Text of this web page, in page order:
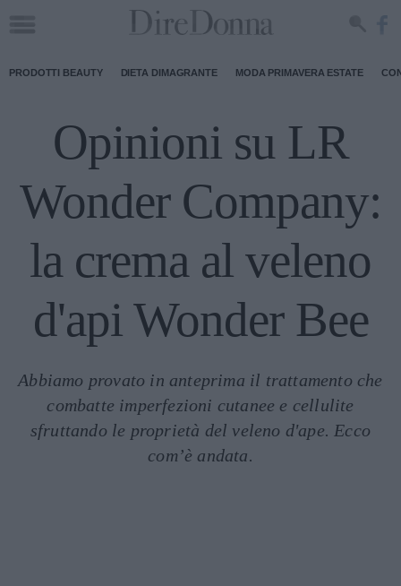
PRODOTTI BEAUTY DIETA DIMAGRANTE MODA PRIMAVERA ESTATE
Opinioni su LR
Wonder Company:
la crema al veleno
d'api Wonder Bee
Abbiamo provato in anteprima il trattamento che
combatte imperfezioni cutanee e cellulite
sfruttando le proprietà del veleno d'ape. Ecco
com’è andata.